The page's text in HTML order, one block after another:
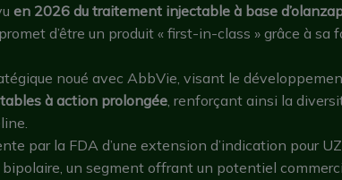
en 2026 du traitement injectable à base
d’être un produit « first-in-class » grâce à sa
noué avec AbbVie, visant le
à action prolongée , renforçant ainsi la
par la FDA d’une extension d’indication pour
un segment offrant un potentiel